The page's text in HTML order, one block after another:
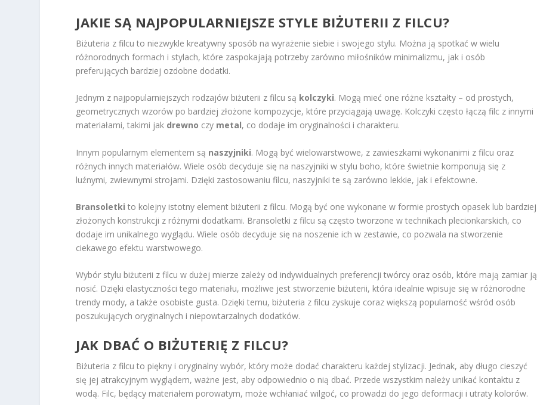
JAKIE SĄ NAJPOPULARNIEJSZE STYLE BIŻUTERII Z FILCU?
Biżuteria z filcu to niezwykle kreatywny sposób na wyrażenie siebie i swojego stylu. Można ją spotkać w wielu
różnorodnych formach i stylach, które zaspokajają potrzeby zarówno miłośników minimalizmu, jak i osób
preferujących bardziej ozdobne dodatki.
Jednym z najpopularniejszych rodzajów biżuterii z filcu są kolczyki. Mogą mieć one różne kształty – od prostych,
geometrycznych wzorów po bardziej złożone kompozycje, które przyciągają uwagę. Kolczyki często łączą filc z innymi
materiałami, takimi jak drewno czy metal, co dodaje im oryginalności i charakteru.
Innym popularnym elementem są naszyjniki. Mogą być wielowarstwowe, z zawieszkami wykonanimi z filcu oraz
różnych innych materiałów. Wiele osób decyduje się na naszyjniki w stylu boho, które świetnie komponują się z
luźnymi, zwiewnymi strojami. Dzięki zastosowaniu filcu, naszyjniki te są zarówno lekkie, jak i efektowne.
Bransoletki to kolejny istotny element biżuterii z filcu. Mogą być one wykonane w formie prostych opasek lub bardziej
złożonych konstrukcji z różnymi dodatkami. Bransoletki z filcu są często tworzone w technikach plecionkarskich, co
dodaje im unikalnego wyglądu. Wiele osób decyduje się na noszenie ich w zestawie, co pozwala na stworzenie
ciekawego efektu warstwowego.
Wybór stylu biżuterii z filcu w dużej mierze zależy od indywidualnych preferencji twórcy oraz osób, które mają zamiar ją
nosić. Dzięki elastyczności tego materiału, możliwe jest stworzenie biżuterii, która idealnie wpisuje się w różnorodne
trendy mody, a także osobiste gusta. Dzięki temu, biżuteria z filcu zyskuje coraz większą popularność wśród osób
poszukujących oryginalnych i niepowtarzalnych dodatków.
JAK DBAĆ O BIŻUTERIĘ Z FILCU?
Biżuteria z filcu to piękny i oryginalny wybór, który może dodać charakteru każdej stylizacji. Jednak, aby długo cieszyć
się jej atrakcyjnym wyglądem, ważne jest, aby odpowiednio o nią dbać. Przede wszystkim należy unikać kontaktu z
wodą. Filc, będący materiałem porowatym, może wchłaniać wilgoć, co prowadzi do jego deformacji i utraty kolorów.